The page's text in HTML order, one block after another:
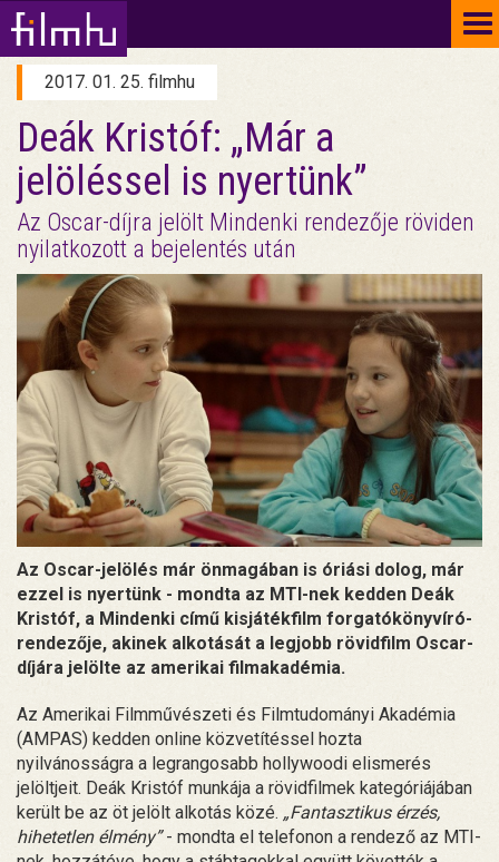
2017. 01. 25. filmhu
Deák Kristóf: „Már a
jelöléssel is nyertünk”
Az Oscar-díjra jelölt Mindenki rendezője röviden
nyilatkozott a bejelentés után
Az Oscar-jelölés már önmagában is óriási dolog, már
ezzel is nyertünk - mondta az MTI-nek kedden Deák
Kristóf, a Mindenki című kisjátékfilm forgatókönyvíró-
rendezője, akinek alkotását a legjobb rövidfilm Oscar-
díjára jelölte az amerikai filmakadémia.
Az Amerikai Filmművészeti és Filmtudományi Akadémia
(AMPAS) kedden online közvetítéssel hozta
nyilvánosságra a legrangosabb hollywoodi elismerés
jelöltjeit. Deák Kristóf munkája a rövidfilmek kategóriájában
került be az öt jelölt alkotás közé. „Fantasztikus érzés,
hihetetlen élmény”- mondta el telefonon a rendező az MTI-